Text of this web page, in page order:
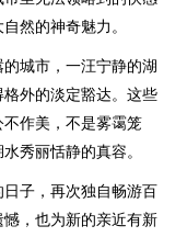
然的神奇魅力。
城市，一汪宁静的湖
外的淡定豁达。这些
作美，不是雾霭笼
秀丽恬静的真容。
子，再次独自畅游百
，也为新的亲近有新